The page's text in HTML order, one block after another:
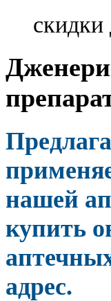
нашей
купить
адрес.